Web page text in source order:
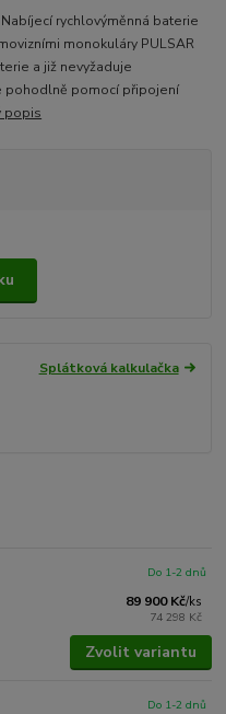
rychlovýměnná baterie
monokuláry PULSAR
a již nevyžaduje
pohodlně pomocí připojení
popis
Splátková kalkulačka
89 900 Kč/ks
74 298 Kč
Do 1-2 dnů
Zvolit variantu
Do 1-2 dnů